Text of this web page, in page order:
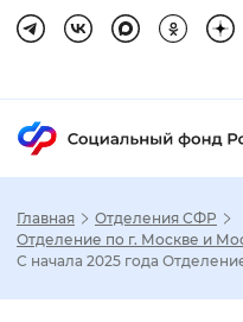
Настройка
Главная
Отделения СФР
Отделение по г. Москве и
С начала 2025 года